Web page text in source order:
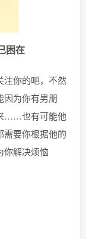
困在
注你的吧，不然
因为你有男朋
……也有可能他
要你根据他的
你解决烦恼